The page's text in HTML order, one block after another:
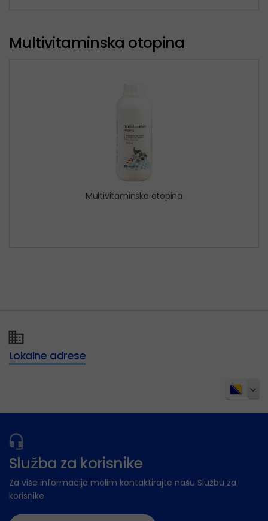
Multivitaminska otopina
Multivitaminska otopina
Lokalne adrese
Služba za korisnike
Za više informacija molim kontaktirajte našu Službu za
korisnike